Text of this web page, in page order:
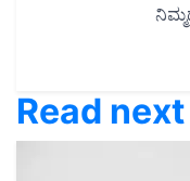
Read next